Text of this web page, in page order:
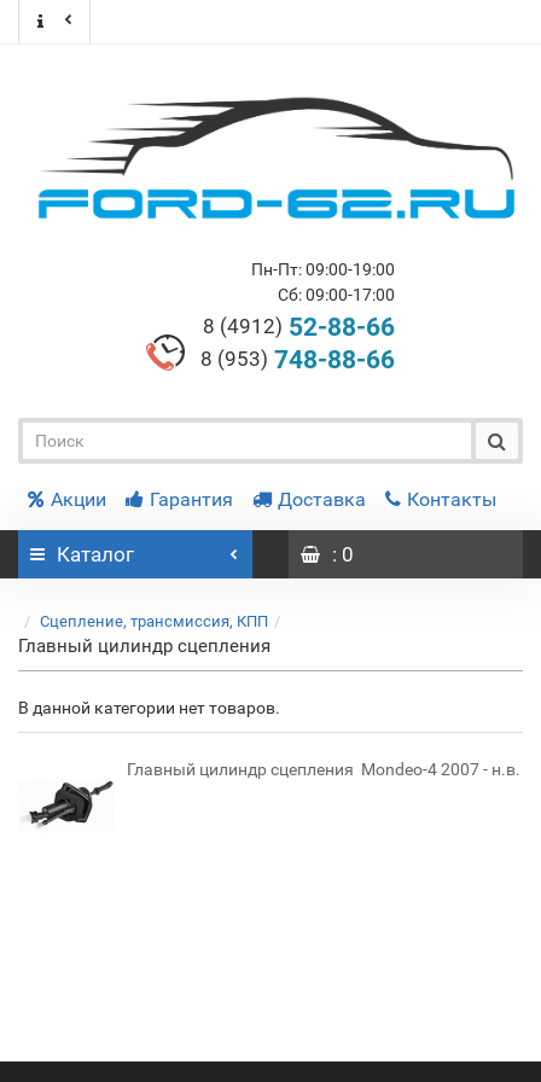
Пн-Пт: 09:00-19:00
Сб: 09:00-17:00
8 (4912) 52-88-66
8 (953) 748-88-66
Акции Гарантия Доставка Контакты
Каталог : 0
Сцепление, трансмиссия, КПП
Главный цилиндр сцепления
В данной категории нет товаров.
Главный цилиндр сцепления Mondeo-4 2007 - н.в.